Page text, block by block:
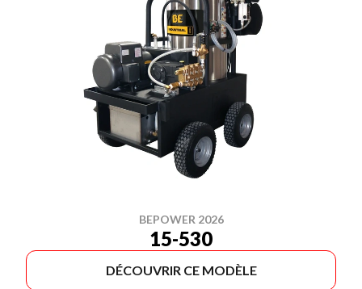
BEPOWER 2026
15-530
DÉCOUVRIR CE MODÈLE